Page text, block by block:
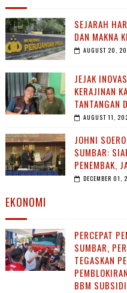
SEJARAH
DAN MAKNA
AUGUST 20,
JEJAK
KERAJINAN
TANTANGAN
AUGUST 11,
JOHNI
SUMBAR:
PENEMBAK,
DECEMBER 01,
EKONOMI
PERCEPAT
SUMBAR,
TEGASKAN
BBM SUBSIDI